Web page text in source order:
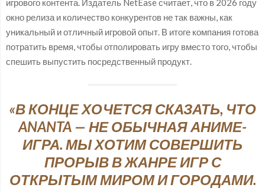
окно релиза и количество конкурентов не так важны, как
уникальный и отличный игровой опыт. В итоге компания готова
потратить время, чтобы отполировать игру вместо того, чтобы
спешить выпустить посредственный продукт.
«В КОНЦЕ ХОЧЕТСЯ СКАЗАТЬ, ЧТО
ANANTA — НЕ ОБЫЧНАЯ АНИМЕ-
ИГРА. МЫ ХОТИМ СОВЕРШИТЬ
ПРОРЫВ В ЖАНРЕ ИГР С
ОТКРЫТЫМ МИРОМ И ГОРОДАМИ.